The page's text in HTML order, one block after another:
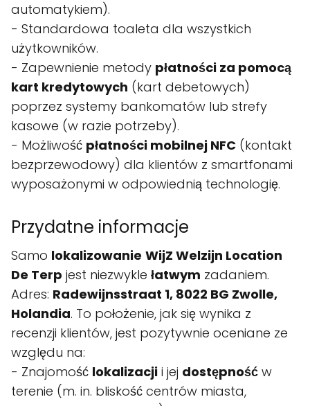
automatykiem).
- Standardowa toaleta dla wszystkich
użytkowników.
- Zapewnienie metody płatności za pomocą
kart kredytowych (kart debetowych)
poprzez systemy bankomatów lub strefy
kasowe (w razie potrzeby).
- Możliwość płatności mobilnej NFC (kontakt
bezprzewodowy) dla klientów z smartfonami
wyposażonymi w odpowiednią technologię.
Przydatne informacje
Samo lokalizowanie WijZ Welzijn Location
De Terp jest niezwykle łatwym zadaniem.
Adres: Radewijnsstraat 1, 8022 BG Zwolle,
Holandia. To położenie, jak się wynika z
recenzji klientów, jest pozytywnie oceniane ze
względu na:
- Znajomość lokalizacji i jej dostępność w
terenie (m. in. bliskość centrów miasta,